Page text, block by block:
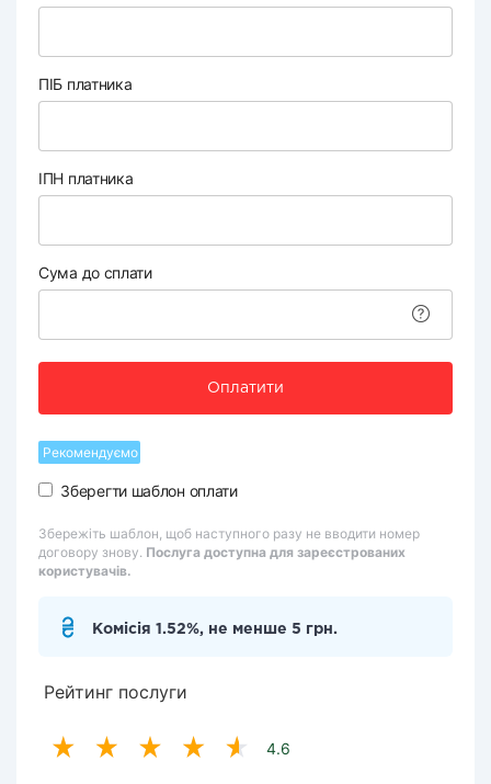
ПІБ платника
ІПН платника
Сума до сплати
Оплатити
Рекомендуємо
Зберегти шаблон оплати
Збережіть шаблон, щоб наступного разу не вводити номер
договору знову. Послуга доступна для зареєстрованих
користувачів.
Комісія 1.52%, не менше 5 грн.
Рейтинг послуги
4.6